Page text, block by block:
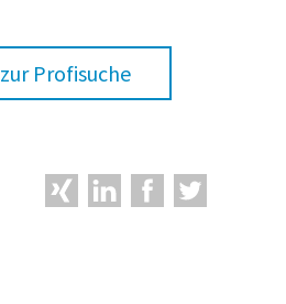
zur Profisuche